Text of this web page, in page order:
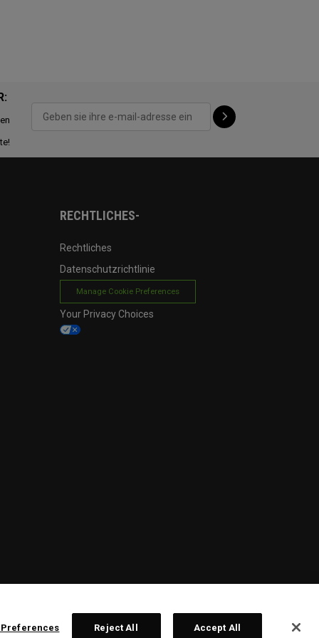
RECHTLICHES-
Rechtliches
Datenschutzrichtlinie
Manage Cookie Preferences
Your Privacy Choices
Preferences Reject All Accept All